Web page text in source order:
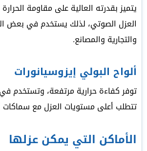
يتميز بقدرته العالية على مقاومة
العزل الصوتي، لذلك يستخدم في بعض
والتجارية والمصانع.
ألواح البولي إيزوسيانورات
توفر كفاءة حرارية مرتفعة، وتستخدم
تتطلب أعلى مستويات العزل مع سماكات
الأماكن التي يمكن عزلها